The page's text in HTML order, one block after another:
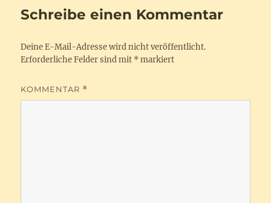
Schreibe einen Kommentar
Deine E-Mail-Adresse wird nicht veröffentlicht.
Erforderliche Felder sind mit * markiert
KOMMENTAR *